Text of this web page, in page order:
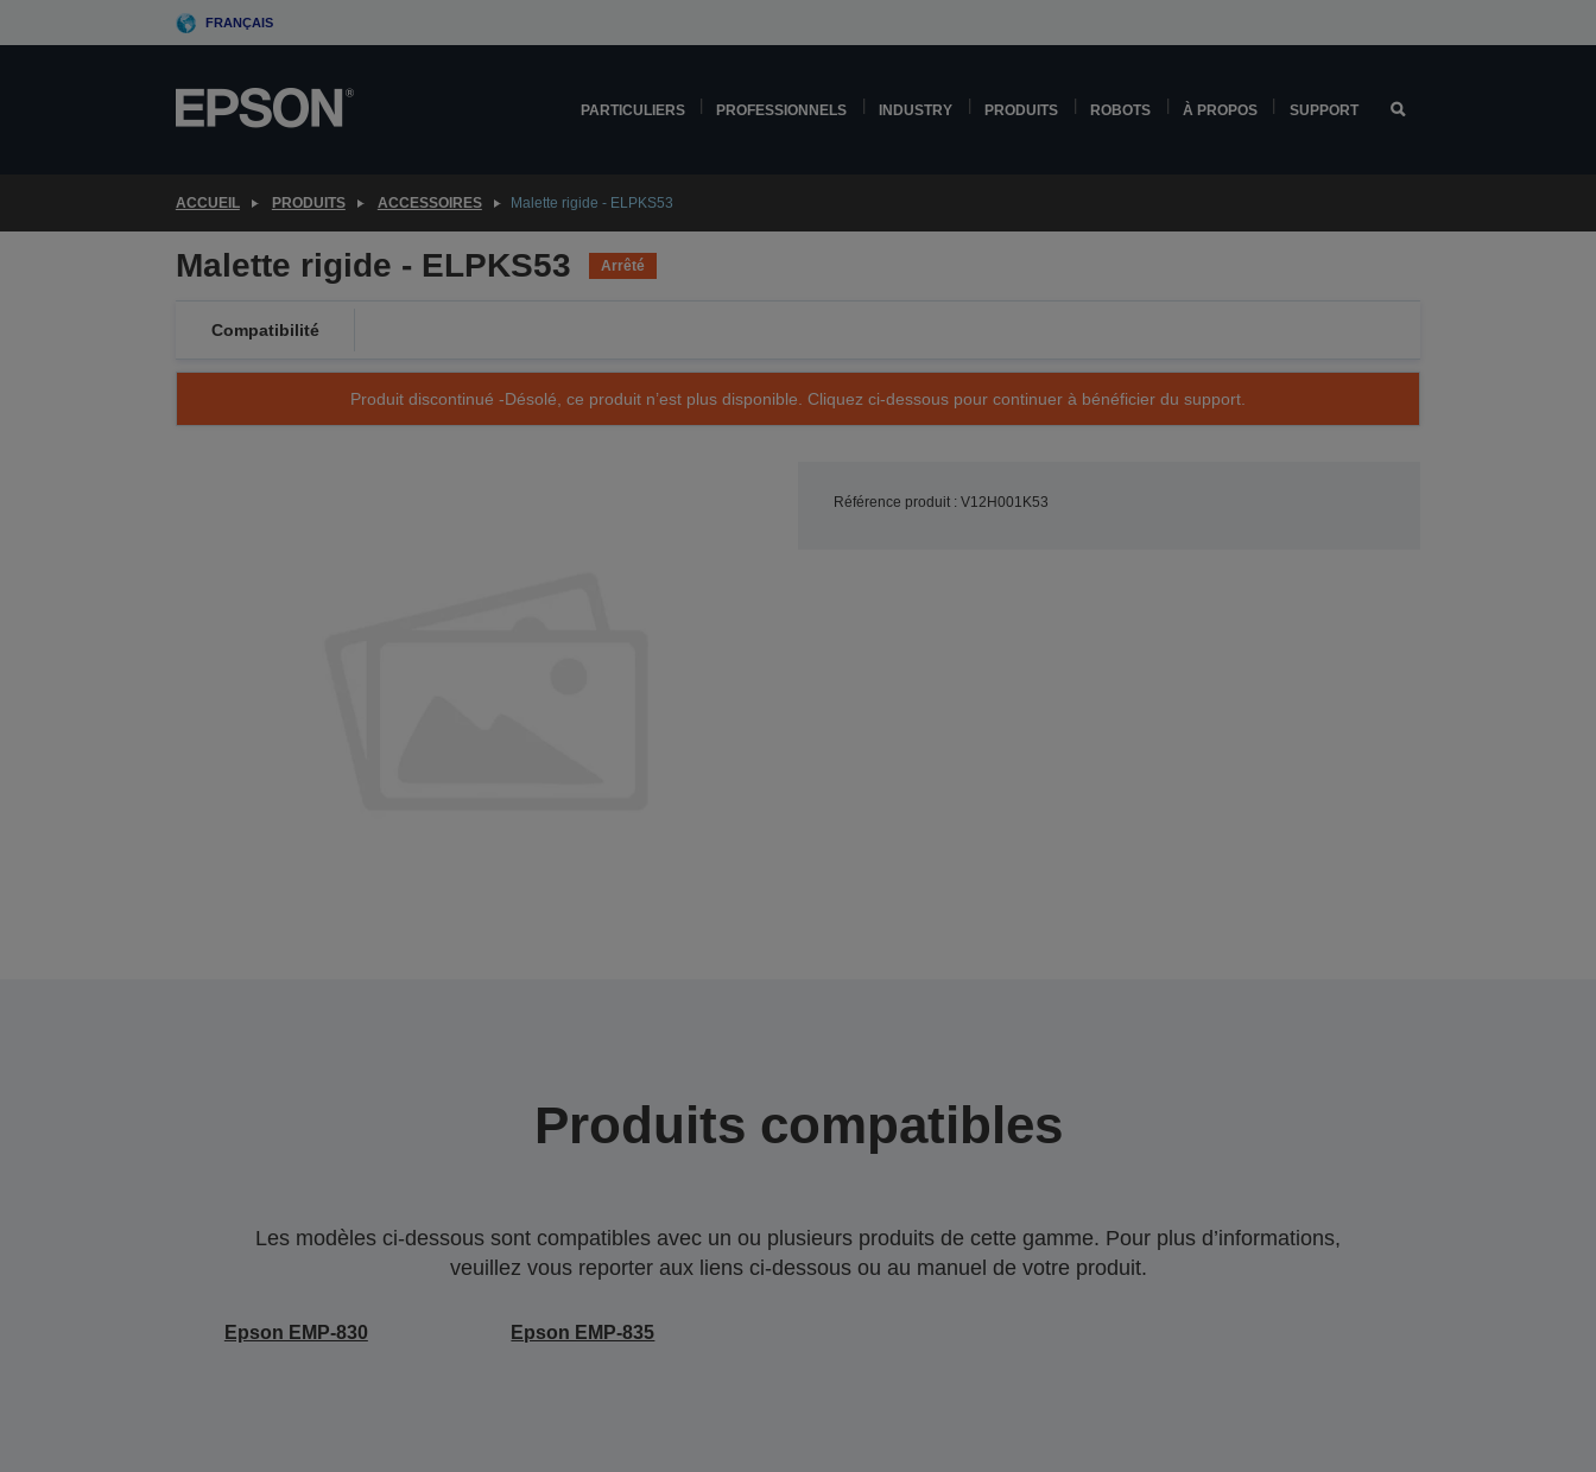
to
FRANÇAIS
PARTICULIERS PROFESSIONNELS INDUSTRY PRODUITS ROBOTS À PROPOS SUPPORT
ACCUEIL PRODUITS ACCESSOIRES Malette rigide - ELPKS53
Malette rigide - ELPKS53 Arrêté
Compatibilité
Produit discontinué -Désolé, ce produit n’est plus disponible. Cliquez ci-dessous pour continuer à bénéficier du support.
Référence produit : V12H001K53
Produits compatibles
Les modèles ci-dessous sont compatibles avec un ou plusieurs produits de cette gamme. Pour plus d’informations,
veuillez vous reporter aux liens ci-dessous ou au manuel de votre produit.
Epson EMP-830 Epson EMP-835